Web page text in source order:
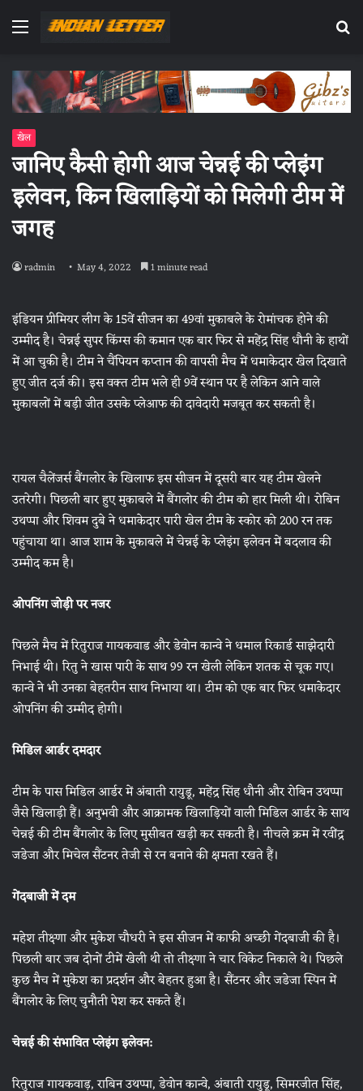
Menu
खेल
जानिए कैसी होगी आज चेन्नई की प्लेइंग
इलेवन, किन खिलाड़ियों को मिलेगी टीम में
जगह
radmin May 4, 2022 1 minute read
इंडियन प्रीमियर लीग के 15वें सीजन का 49वां मुकाबले के रोमांचक होने की
उम्मीद है। चेन्नई सुपर किंग्स की कमान एक बार फिर से महेंद्र सिंह धौनी के हाथों
में आ चुकी है। टीम ने चैंपियन कप्तान की वापसी मैच में धमाकेदार खेल दिखाते
हुए जीत दर्ज की। इस वक्त टीम भले ही 9वें स्थान पर है लेकिन आने वाले
मुकाबलों में बड़ी जीत उसके प्लेआफ की दावेदारी मजबूत कर सकती है।
रायल चैलेंजर्स बैंगलोर के खिलाफ इस सीजन में दूसरी बार यह टीम खेलने
उतरेगी। पिछली बार हुए मुकाबले में बैंगलोर की टीम को हार मिली थी। रोबिन
उथप्पा और शिवम दुबे ने धमाकेदार पारी खेल टीम के स्कोर को 200 रन तक
पहुंचाया था। आज शाम के मुकाबले में चेन्नई के प्लेइंग इलेवन में बदलाव की
उम्मीद कम है।
ओपनिंग जोड़ी पर नजर
पिछले मैच में रितुराज गायकवाड और डेवोन कान्वे ने धमाल रिकार्ड साझेदारी
निभाई थी। रितु ने खास पारी के साथ 99 रन खेली लेकिन शतक से चूक गए।
कान्वे ने भी उनका बेहतरीन साथ निभाया था। टीम को एक बार फिर धमाकेदार
ओपनिंग की उम्मीद होगी।
मिडिल आर्डर दमदार
टीम के पास मिडिल आर्डर में अंबाती रायुडू, महेंद्र सिंह धौनी और रोबिन उथप्पा
जैसे खिलाड़ी हैं। अनुभवी और आक्रामक खिलाड़ियों वाली मिडिल आर्डर के साथ
चेन्नई की टीम बैंगलोर के लिए मुसीबत खड़ी कर सकती है। नीचले क्रम में रवींद्र
जडेजा और मिचेल सैंटनर तेजी से रन बनाने की क्षमता रखते हैं।
गेंदबाजी में दम
महेश तीक्ष्णा और मुकेश चौधरी ने इस सीजन में काफी अच्छी गेंदबाजी की है।
पिछली बार जब दोनों टीमें खेली थी तो तीक्ष्णा ने चार विकेट निकाले थे। पिछले
कुछ मैच में मुकेश का प्रदर्शन और बेहतर हुआ है। सैंटनर और जडेजा स्पिन में
बैंगलोर के लिए चुनौती पेश कर सकते हैं।
चेन्नई की संभावित प्लेइंग इलेवन:
रितुराज गायकवाड़, राबिन उथप्पा, डेवोन कान्वे, अंबाती रायुडू, सिमरजीत सिंह,